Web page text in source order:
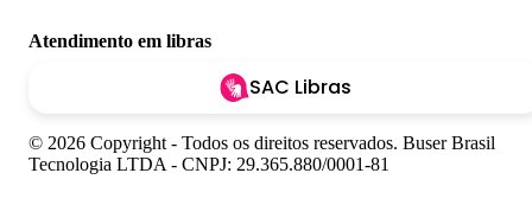
Atendimento em libras
SAC Libras
© 2026 Copyright - Todos os direitos reservados. Buser Brasil
Tecnologia LTDA - CNPJ: 29.365.880/0001-81